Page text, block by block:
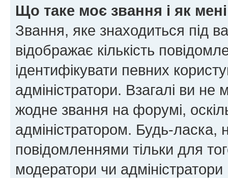
Що таке моє звання і як
Звання, яке знаходиться під
відображає кількість
ідентифікувати певних
адміністратори. Взагалі ви
жодне звання на форумі,
адміністратором. Будь-
повідомленнями тільки для
модератори чи